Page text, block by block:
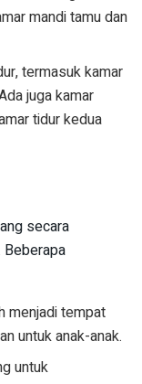
mandi tamu dan
termasuk kamar
juga kamar
tidur kedua
secara
Beberapa
menjadi tempat
untuk anak-anak.
untuk